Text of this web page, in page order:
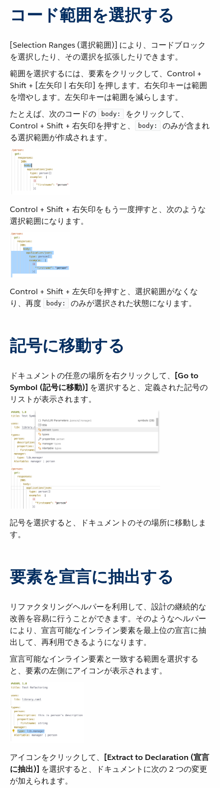
コード範囲を選択する
[Selection Ranges (選択範囲)] により、コードブロック
を選択したり、その選択を拡張したりできます。
範囲を選択するには、要素をクリックして、Control +
Shift + [左矢印 | 右矢印] を押します。右矢印キーは範囲
を増やします。左矢印キーは範囲を減らします。
たとえば、次のコードの ​
body:
​ をクリックして、
Control + Shift + 右矢印を押すと、​
body:
​ のみが含まれ
る選択範囲が作成されます。
Control + Shift + 右矢印をもう一度押すと、次のような
選択範囲になります。
Control + Shift + 左矢印を押すと、選択範囲がなくな
り、再度 ​
body: ​ のみが選択された状態になります。
記号に移動する
ドキュメントの任意の場所を右クリックして、​
[Go to
Symbol (記号に移動)] ​ を選択すると、定義された記号の
リストが表示されます。
記号を選択すると、ドキュメントのその場所に移動しま
す。
要素を宣言に抽出する
リファクタリングヘルパーを利用して、設計の継続的な
改善を容易に行うことができます。そのようなヘルパー
により、宣言可能なインライン要素を最上位の宣言に抽
出して、再利用できるようになります。
宣言可能なインライン要素と一致する範囲を選択する
と、要素の左側にアイコンが表示されます。
アイコンをクリックして、​
[Extract to Declaration (宣言
に抽出)] ​ を選択すると、ドキュメントに次の 2 つの変更
が加えられます。